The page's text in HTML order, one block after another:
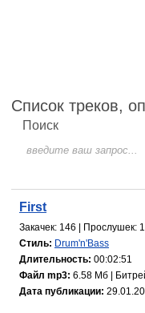
Список треков,
Поиск
First
Закачек: 146 | Прослушек:
Стиль: Drum'n'Bass
Длительность: 00:02:51
Файл mp3: 6.58 Мб |
Дата публикации: